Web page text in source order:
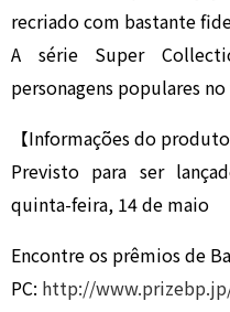
recriado com bastante
A série Super
personagens populares
【Informações do produto
Previsto para ser
quinta-feira, 14 de maio
Encontre os prêmios de
PC: http://